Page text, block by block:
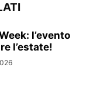
l’evento
l’estate!